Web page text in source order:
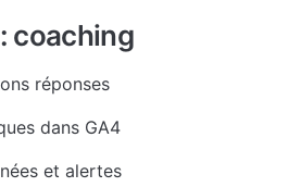
coaching
réponses
dans GA4
et alertes